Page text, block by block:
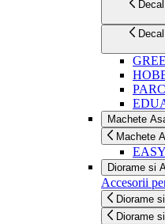
Decal – Piese Foto-Gravate și Zimmerit
Decal – Piese Foto-Gravate și Zimmerit
Machete
Machete
Diorame si
Accesorii
Diorame
Diorame